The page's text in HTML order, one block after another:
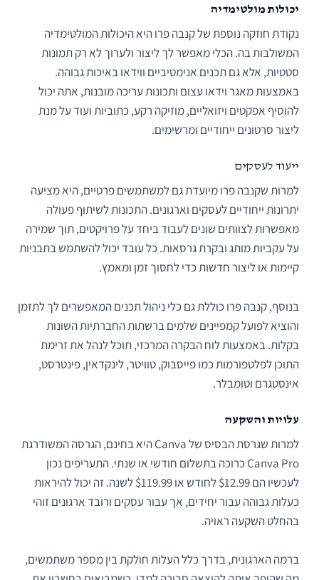
יכולות מולטימדיה
נקודת חוזקה נוספת של קנבה פרו היא היכולות המולטימדיה
המשולבות בה. הכלי מאפשר לך ליצור ולערוך לא רק תמונות
סטטיות, אלא גם תכנים אנימטיביים ווידאו באיכות גבוהה.
באמצעות מאגר וידאו עצום ותכונות עריכה מובנות, אתה יכול
להוסיף אפקטים ויזואליים, מוזיקה רקע, כתוביות ועוד על מנת
ליצור סרטונים ייחודיים ומרשימים.
ייעוד לעסקים
למרות שקנבה פרו מיועדת גם למשתמשים פרטיים, היא מציעה
יתרונות ייחודיים לעסקים וארגונים. התכונות לשיתוף פעולה
מאפשרות לצוותים שונים לעבוד ביחד על פרויקטים, תוך שמירה
על עקביות מותג ובקרת גרסאות. כל עובד יכול להשתמש בתבניות
קיימות או ליצור חדשות כדי לחסוך זמן ומאמץ.
בנוסף, קנבה פרו כוללת גם כלי ניהול תכנים המאפשרים לך לתזמן
והוציא לפועל קמפיינים שלמים ברשתות החברתיות השונות
בקלות. באמצעות לוח הבקרה המרכזי, תוכל לנהל את זרימת
התוכן לפלטפורמות כמו פייסבוק, טוויטר, לינקדאין, פינטרסט,
אינסטגרם וטומבלר.
עלויות והשקעה
למרות שגרסת הבסיס של Canva היא בחינם, הגרסה המשודרגת
Canva Pro כרוכה בתשלום חודשי או שנתי. התעריפים נכון
לעכשיו הם $12.99 לחודש או $119.99 לשנה. זה יכול להיראות
כעלות גבוהה עבור יחידים, אך עבור עסקים ורובד ארגונים זוהי
בהחלט השקעה ראויה.
ברמה הארגונית, בדרך כלל העלות חולקת בין מספר משתמשים,